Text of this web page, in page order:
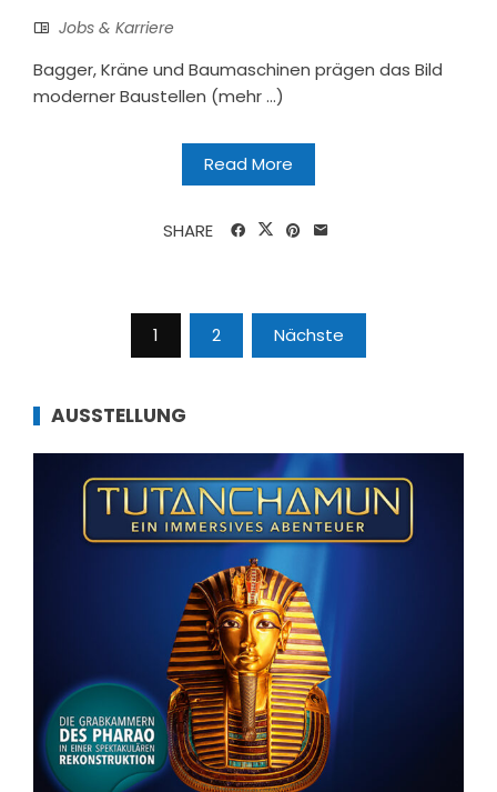
Jobs & Karriere
Bagger, Kräne und Baumaschinen prägen das Bild
moderner Baustellen (mehr …)
Read More
SHARE
Seitennummerierung
Beiträge
1 2 Nächste
AUSSTELLUNG